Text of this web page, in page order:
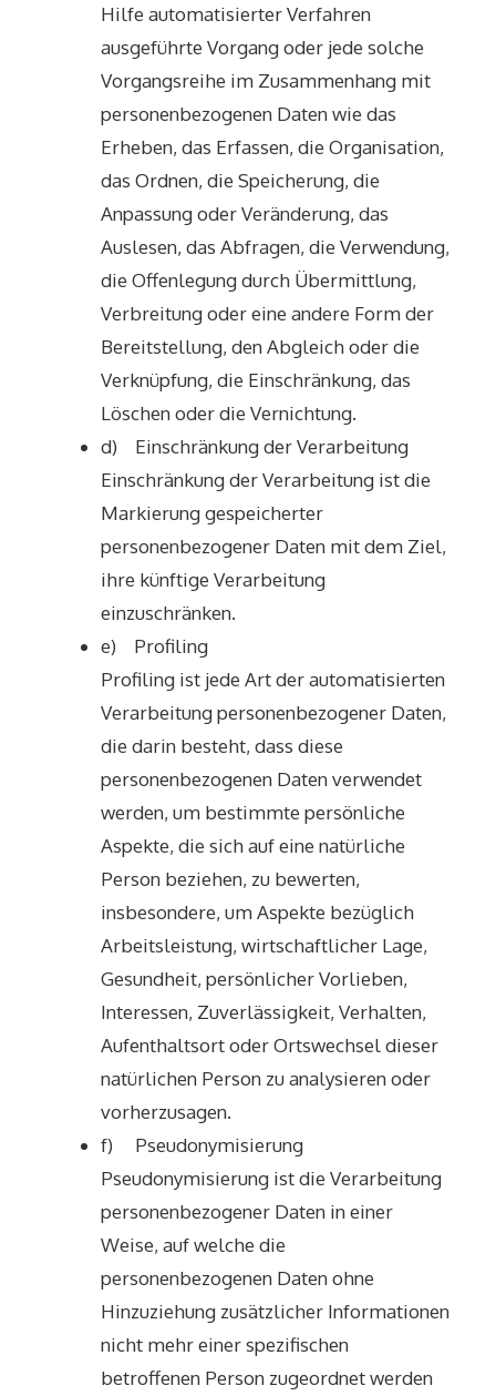
Hilfe automatisierter Verfahren
ausgeführte Vorgang oder jede solche
Vorgangsreihe im Zusammenhang mit
personenbezogenen Daten wie das
Erheben, das Erfassen, die Organisation,
das Ordnen, die Speicherung, die
Anpassung oder Veränderung, das
Auslesen, das Abfragen, die Verwendung,
die Offenlegung durch Übermittlung,
Verbreitung oder eine andere Form der
Bereitstellung, den Abgleich oder die
Verknüpfung, die Einschränkung, das
Löschen oder die Vernichtung.
d) Einschränkung der Verarbeitung
Einschränkung der Verarbeitung ist die
Markierung gespeicherter
personenbezogener Daten mit dem Ziel,
ihre künftige Verarbeitung
einzuschränken.
e) Profiling
Profiling ist jede Art der automatisierten
Verarbeitung personenbezogener Daten,
die darin besteht, dass diese
personenbezogenen Daten verwendet
werden, um bestimmte persönliche
Aspekte, die sich auf eine natürliche
Person beziehen, zu bewerten,
insbesondere, um Aspekte bezüglich
Arbeitsleistung, wirtschaftlicher Lage,
Gesundheit, persönlicher Vorlieben,
Interessen, Zuverlässigkeit, Verhalten,
Aufenthaltsort oder Ortswechsel dieser
natürlichen Person zu analysieren oder
vorherzusagen.
f) Pseudonymisierung
Pseudonymisierung ist die Verarbeitung
personenbezogener Daten in einer
Weise, auf welche die
personenbezogenen Daten ohne
Hinzuziehung zusätzlicher Informationen
nicht mehr einer spezifischen
betroffenen Person zugeordnet werden